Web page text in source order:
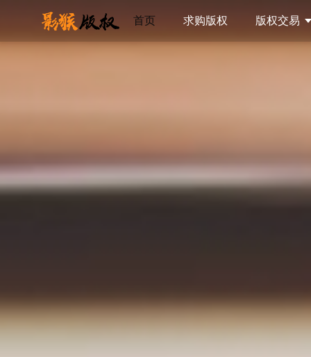
首页 求购版权 版权交易